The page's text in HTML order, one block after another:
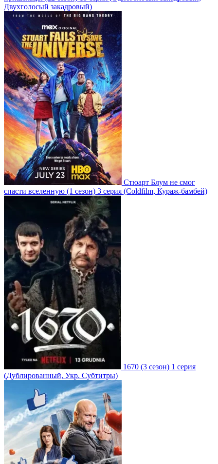
Двухголосый закадровый)
Стюарт Блум не смог
спасти вселенную (1 сезон) 3 серия (Coldfilm, Кураж-бамбей)
1670 (3 сезон) 1 серия
(Дублированный, Укр. Субтитры)